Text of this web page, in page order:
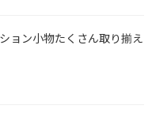
ョン小物たくさん取り揃え